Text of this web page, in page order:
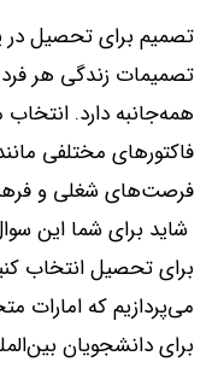
تصمیم برای تحصیل
تصمیمات زندگی هر
همه‌جانبه دارد.
فاکتورهای مختلفی
فرصت‌های شغلی و
شاید برای شما این
برای تحصیل انتخاب
می‌پردازیم که امارات
برای دانشجویان